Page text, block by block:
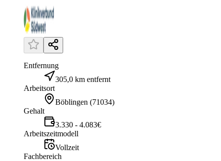
Entfernung
305,0 km entfernt
Arbeitsort
Böblingen (71034)
Gehalt
3.330 - 4.083€
Arbeitszeitmodell
Vollzeit
Fachbereich